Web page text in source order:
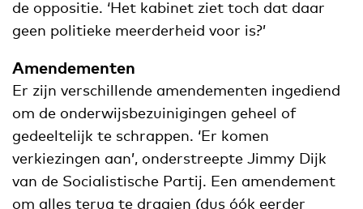
de oppositie. ‘Het kabinet ziet toch dat daar
geen politieke meerderheid voor is?’
Amendementen
Er zijn verschillende amendementen ingediend
om de onderwijsbezuinigingen geheel of
gedeeltelijk te schrappen. ‘Er komen
verkiezingen aan’, onderstreepte Jimmy Dijk
van de Socialistische Partij. Een amendement
om alles terug te draaien (dus óók eerder